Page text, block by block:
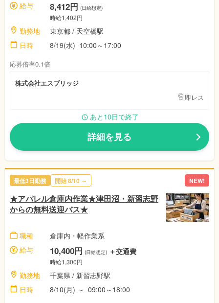
給与
8,412円 (日給想定)
時給1,402円
勤務地 東京都 / 天空橋駅
日時
8/19(水) 10:00～17:00
応募倍率0.1倍
株式会社エスブリッジ
即レス
あと10日で終了
詳細を見る
最低3日勤務 開始8/10 ～ NEW!
★アパレル倉庫内作業★津田沼・新習志野
からの無料送迎バス★
職種
倉庫内・軽作業系
給与
10,400円 (日給想定) ＋交通費
時給1,300円
勤務地 千葉県 / 新習志野駅
日時
8/10(月) ～ 09:00～18:00